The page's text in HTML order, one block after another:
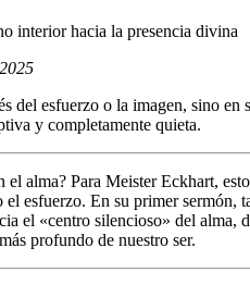
interior hacia la presencia divina
del esfuerzo o la imagen, sino
y completamente quieta.
el alma? Para Meister Eckhart,
esfuerzo. En su primer sermón,
el «centro silencioso» del alma,
profundo de nuestro ser.